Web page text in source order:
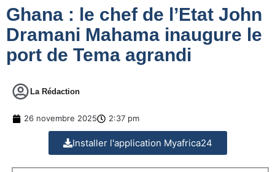
Ghana : le chef de l’Etat John
Dramani Mahama inaugure le
port de Tema agrandi
La Rédaction
26 novembre 2025 2:37 pm
Installer l'application Myafrica24